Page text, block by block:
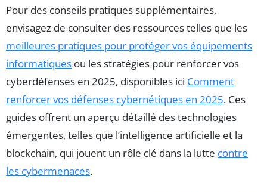
Pour des conseils pratiques supplémentaires,
envisagez de consulter des ressources telles que les
meilleures pratiques pour protéger vos équipements
informatiques ou les stratégies pour renforcer vos
cyberdéfenses en 2025, disponibles ici Comment
renforcer vos défenses cybernétiques en 2025. Ces
guides offrent un aperçu détaillé des technologies
émergentes, telles que l’intelligence artificielle et la
blockchain, qui jouent un rôle clé dans la lutte contre
les cybermenaces.